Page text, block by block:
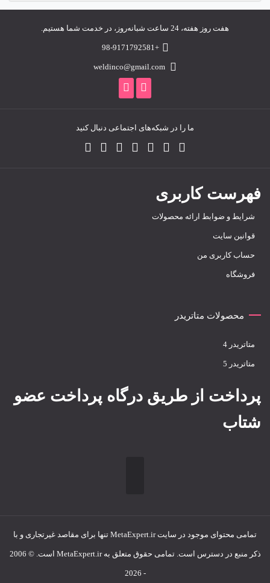
هفت روز هفته، 24 ساعت شبانه‌روز، در خدمت شما هستیم.
+98-9171792581
weldinco@gmail.com
ما را در شبکه‌های اجتماعی دنبال کنید
فهرست کاربری
شرایط و ضوابط ارائه محصولات
قوانین سایت
حساب کاربری من
فروشگاه
محصولات متاتریدر
متاتريدر 4
متاتريدر 5
پرداخت از طریق درگاه پرداخت عضو
شتاب
تمامی محتوای موجود در سایت MetaExpert.ir تنها برای مقاصد غیرتجاری و با
ذکر منبع در دسترس است. تمامی حقوق متعلق به MetaExpert.ir است. © 2006
- 2026